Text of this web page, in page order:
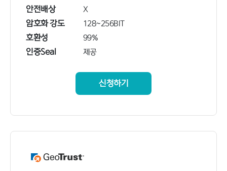
안전배상 X
암호화 강도 128~256BIT
호환성 99%
인증Seal 제공
신청하기